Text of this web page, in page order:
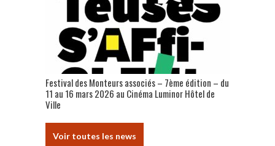
Festival des Monteurs associés – 7ème édition – du
11 au 16 mars 2026 au Cinéma Luminor Hôtel de
Ville
Voir toutes les news